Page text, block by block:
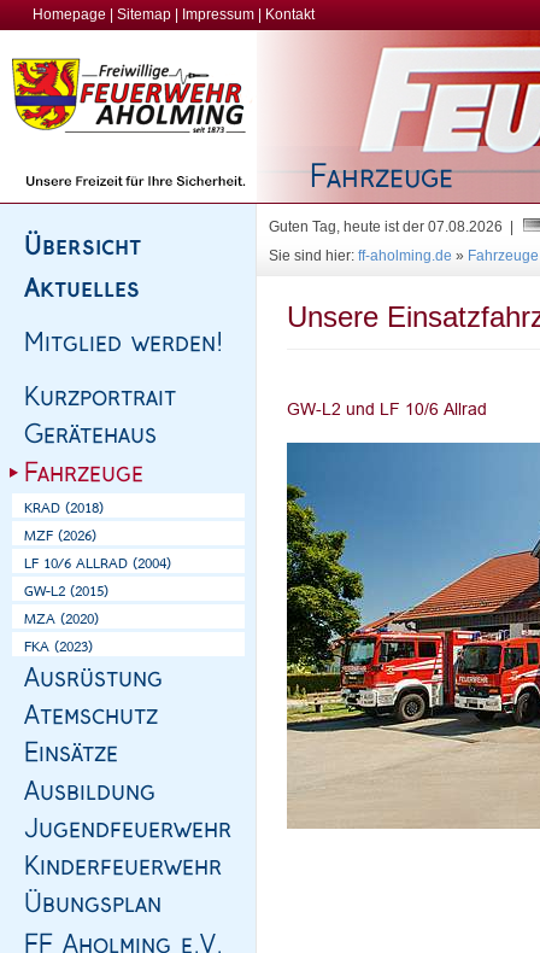
Homepage Sitemap Impressum Kontakt
Guten Tag, heute ist der 07.08.2026 |
Sie sind hier: ff-aholming.de » Fahrzeuge
Unsere